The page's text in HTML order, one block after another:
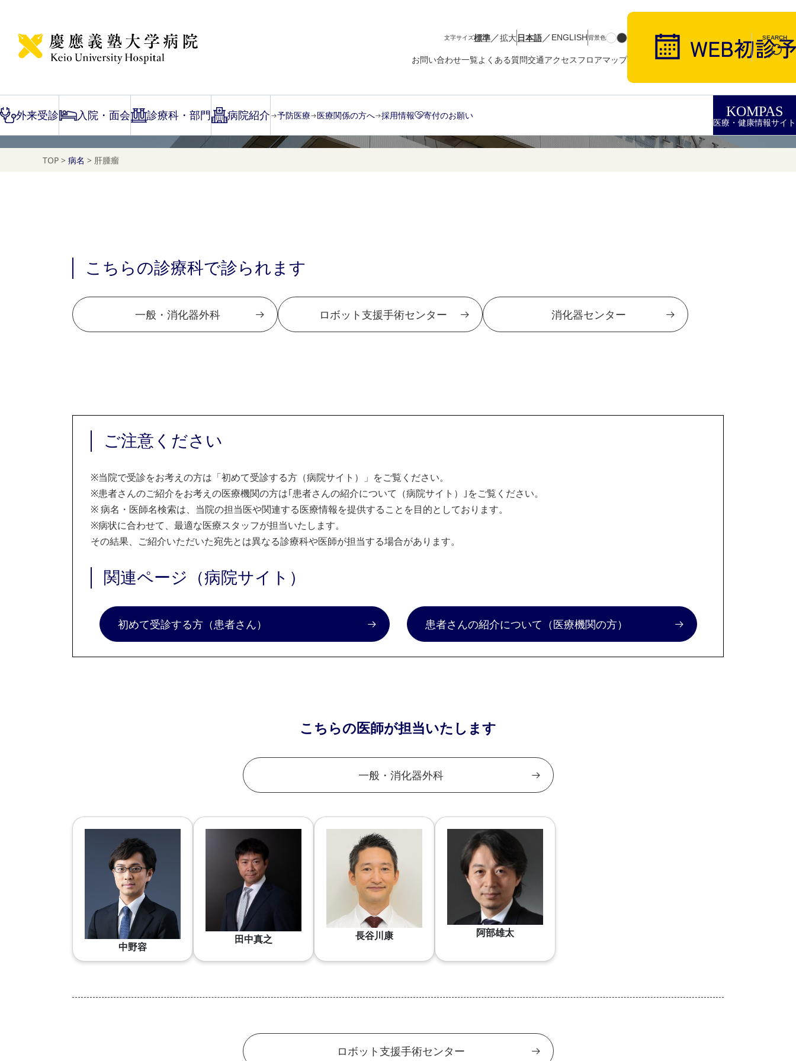
文字サイズ標準／拡大日本語／ENGLISH背景色
お問い合わせ一覧よくある質問交通アクセスフロアマップ
SEARCH
外来受診 入院・面会 診療科・部門 病院紹介 予防医療 医療関係の方へ 採用情報 寄付のお願い KOMPAS
医療・健康情報サイト
Disease Name Search
TOP > 病名 > 肝腫瘤
こちらの診療科で診られます
一般・消化器外科 ロボット支援手術センター 消化器センター
ご注意ください
※当院で受診をお考えの方は「初めて受診する方（病院サイト）」をご覧ください。
※患者さんのご紹介をお考えの医療機関の方は｢患者さんの紹介について（病院サイト）｣をご覧ください。
※病名・医師名検索は、当院の担当医や関連する医療情報を提供することを目的としております。
※病状に合わせて、最適な医療スタッフが担当いたします。
その結果、ご紹介いただいた宛先とは異なる診療科や医師が担当する場合があります。
関連ページ（病院サイト）
初めて受診する方（患者さん） 患者さんの紹介について （医療機関の方）
こちらの医師が担当いたします
一般・消化器外科
中野容
田中真之 長谷川康 阿部雄太
ロボット支援手術センター